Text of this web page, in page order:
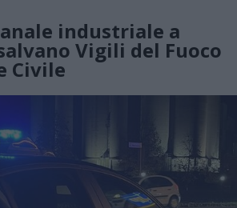
industriale a
Vigili del Fuoco
Civile